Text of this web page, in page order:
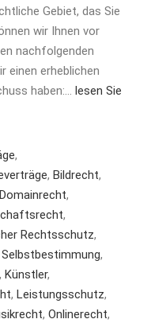
Gebiet, das Sie
wir Ihnen vor
nachfolgenden
einen erheblichen
haben:… lesen Sie
,
, Bildrecht,
Domainrecht,
,
Rechtsschutz,
,
, Künstler,
, Leistungsschutz,
, Onlinerecht,